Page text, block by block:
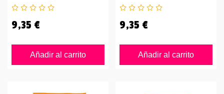
9,35 €
Añadir al carrito
9,35 €
Añadir al carrito